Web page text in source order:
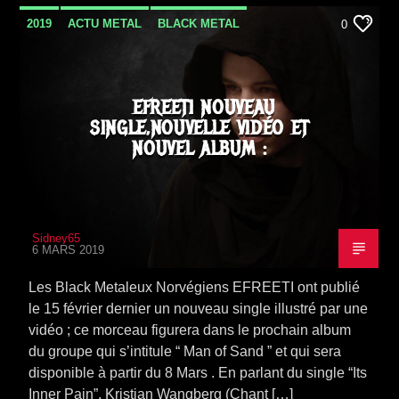
2019 ACTU METAL BLACK METAL
SORTIE ALBUM
0
EFREETI NOUVEAU
SINGLE,NOUVELLE VIDÉO ET
NOUVEL ALBUM :
Sidney65
6 MARS 2019
Les Black Metaleux Norvégiens EFREETI ont publié
le 15 février dernier un nouveau single illustré par une
vidéo ; ce morceau figurera dans le prochain album
du groupe qui s’intitule “ Man of Sand ” et qui sera
disponible à partir du 8 Mars . En parlant du single “Its
Inner Pain”, Kristian Wangberg (Chant […]